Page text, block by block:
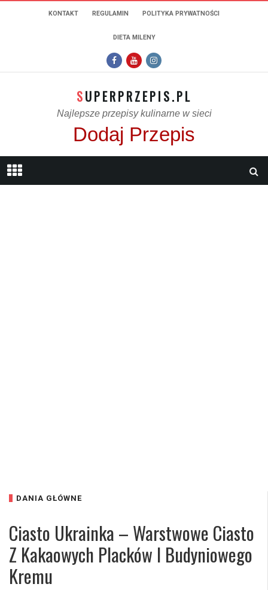
KONTAKT REGULAMIN POLITYKA PRYWATNOŚCI
DIETA MILENY
SUPERPRZEPIS.PL
Najlepsze przepisy kulinarne w sieci
Dodaj Przepis
DANIA GŁÓWNE
Ciasto Ukrainka – Warstwowe Ciasto
Z Kakaowych Placków I Budyniowego
Kremu